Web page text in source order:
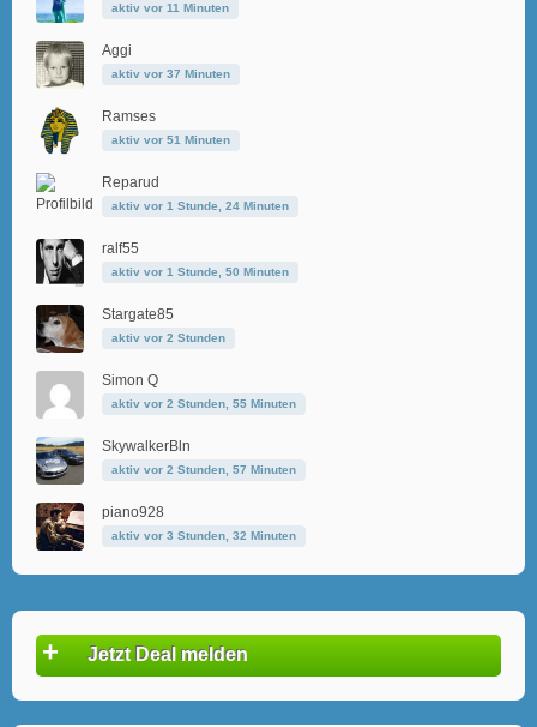
aktiv vor 11 Minuten
Aggi
aktiv vor 37 Minuten
Ramses
aktiv vor 51 Minuten
Reparud
aktiv vor 1 Stunde, 24 Minuten
ralf55
aktiv vor 1 Stunde, 50 Minuten
Stargate85
aktiv vor 2 Stunden
Simon Q
aktiv vor 2 Stunden, 55 Minuten
SkywalkerBln
aktiv vor 2 Stunden, 57 Minuten
piano928
aktiv vor 3 Stunden, 32 Minuten
+ Jetzt Deal melden